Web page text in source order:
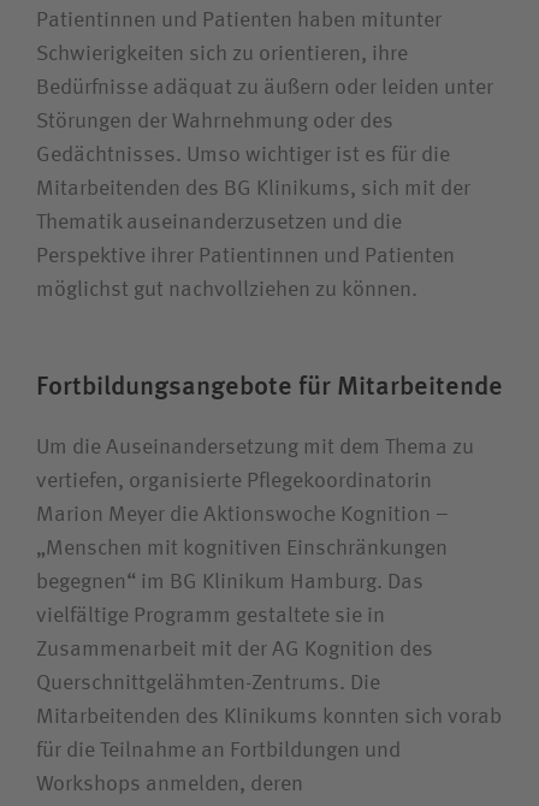
Patientinnen und Patienten haben mitunter
Schwierigkeiten sich zu orientieren, ihre
Bedürfnisse adäquat zu äußern oder leiden unter
Störungen der Wahrnehmung oder des
Gedächtnisses. Umso wichtiger ist es für die
Mitarbeitenden des BG Klinikums, sich mit der
Thematik auseinanderzusetzen und die
Perspektive ihrer Patientinnen und Patienten
möglichst gut nachvollziehen zu können.
Fortbildungsangebote für Mitarbeitende
Um die Auseinandersetzung mit dem Thema zu
vertiefen, organisierte Pflegekoordinatorin
Marion Meyer die Aktionswoche Kognition –
„Menschen mit kognitiven Einschränkungen
begegnen“ im BG Klinikum Hamburg. Das
vielfältige Programm gestaltete sie in
Zusammenarbeit mit der AG Kognition des
Querschnittgelähmten-Zentrums. Die
Mitarbeitenden des Klinikums konnten sich vorab
für die Teilnahme an Fortbildungen und
Workshops anmelden, deren